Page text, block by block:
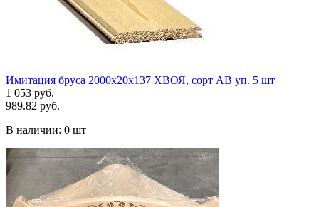
Имитация бруса 2000х20х137 ХВОЯ, сорт АВ уп. 5 шт
1 053 руб.
989.82 руб.
В наличии: 0 шт